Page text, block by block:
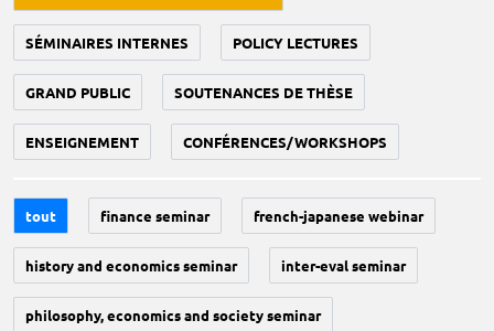
SÉMINAIRES INTERNES POLICY LECTURES
GRAND PUBLIC SOUTENANCES DE THÈSE
ENSEIGNEMENT CONFÉRENCES/WORKSHOPS
tout finance seminar french-japanese webinar
history and economics seminar inter-eval seminar
philosophy, economics and society seminar